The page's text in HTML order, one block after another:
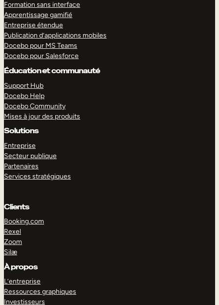
Formation sans interface
Apprentissage gamifié
Entreprise étendue
Publication d’applications mobiles
Docebo pour MS Teams
Docebo pour Salesforce
Éducation et communauté
Support Hub
Docebo Help
Docebo Community
Mises à jour des produits
Solutions
Entreprise
Secteur publique
Partenaires
Services stratégiques
Clients
Booking.com
Rexel
Zoom
Silæ
À propos
L’entreprise
Ressources graphiques
Investisseurs